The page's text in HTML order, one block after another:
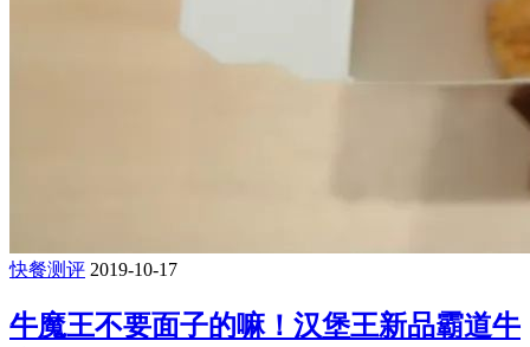
快餐测评 2019-10-17
牛魔王不要面子的嘛！汉堡王新品霸道牛